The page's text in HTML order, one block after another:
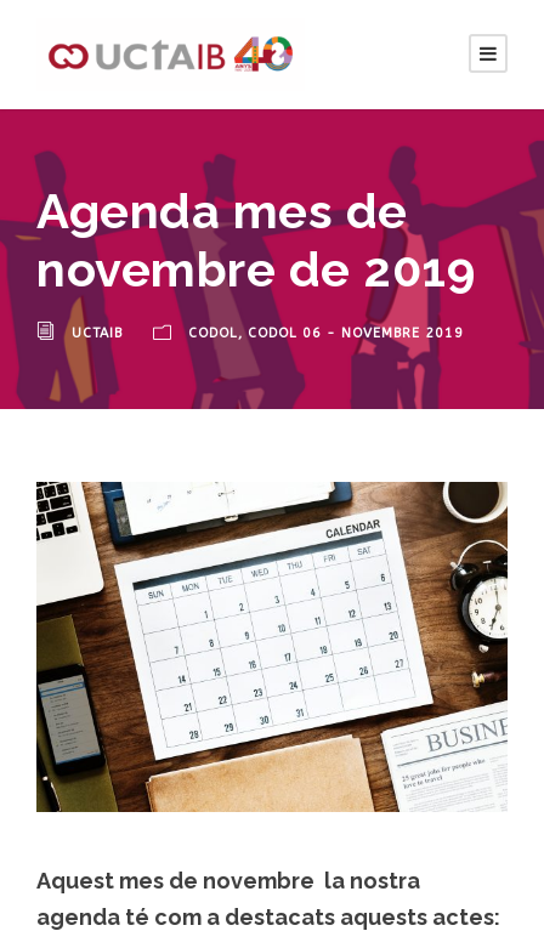
Agenda mes de
novembre de 2019
UCTAIB CODOL, CODOL 06 - NOVEMBRE 2019
Aquest mes de novembre la nostra
agenda té com a destacats aquests actes: